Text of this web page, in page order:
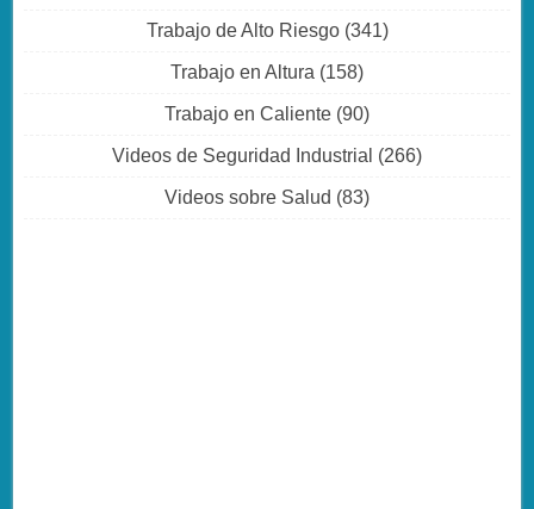
Trabajo de Alto Riesgo(341)
Trabajo en Altura (158)
Trabajo en Caliente (90)
Videos de Seguridad Industrial (266)
Videos sobre Salud (83)